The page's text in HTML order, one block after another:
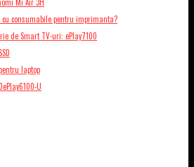
consumabile pentru imprimanta?
de Smart TV-uri: ePlay7100
laptop
U